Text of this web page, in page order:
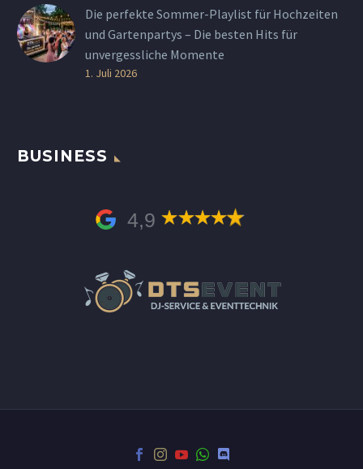
Die perfekte Sommer-Playlist für Hochzeiten
und Gartenpartys – Die besten Hits für
unvergessliche Momente
1. Juli 2026
BUSINESS
4,9